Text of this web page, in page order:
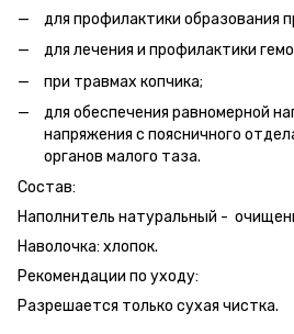
для профилактики образования
для лечения и профилактики
при травмах копчика;
для обеспечения равномерной
напряжения с поясничного
органов малого таза.
Состав:
Наполнитель натуральный -
Наволочка: хлопок.
Рекомендации по уходу:
Разрешается только сухая чистка.